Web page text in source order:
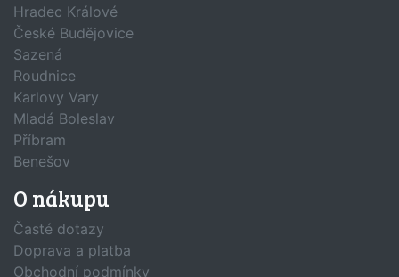
Hradec Králové
České Budějovice
Sazená
Roudnice
Karlovy Vary
Mladá Boleslav
Příbram
Benešov
O nákupu
Časté dotazy
Doprava a platba
Obchodní podmínky